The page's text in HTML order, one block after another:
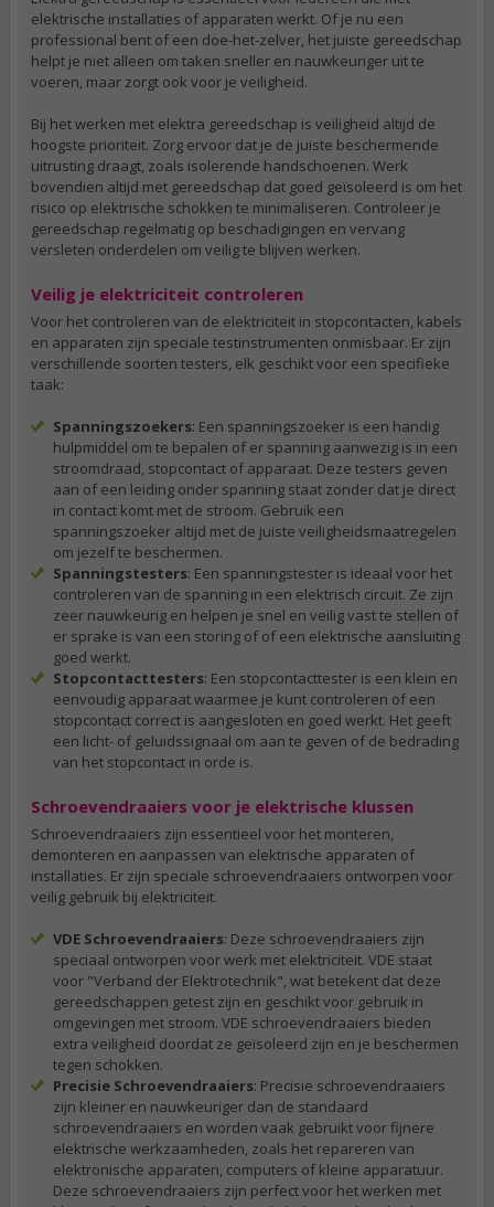
elektrische installaties of apparaten werkt. Of je nu een
professional bent of een doe-het-zelver, het juiste gereedschap
helpt je niet alleen om taken sneller en nauwkeuriger uit te
voeren, maar zorgt ook voor je veiligheid.
Bij het werken met elektra gereedschap is veiligheid altijd de
hoogste prioriteit. Zorg ervoor dat je de juiste beschermende
uitrusting draagt, zoals isolerende handschoenen. Werk
bovendien altijd met gereedschap dat goed geïsoleerd is om het
risico op elektrische schokken te minimaliseren. Controleer je
gereedschap regelmatig op beschadigingen en vervang
versleten onderdelen om veilig te blijven werken.
Veilig je elektriciteit controleren
Voor het controleren van de elektriciteit in stopcontacten, kabels
en apparaten zijn speciale testinstrumenten onmisbaar. Er zijn
verschillende soorten testers, elk geschikt voor een specifieke
taak:
Spanningszoekers: Een spanningszoeker is een handig
hulpmiddel om te bepalen of er spanning aanwezig is in een
stroomdraad, stopcontact of apparaat. Deze testers geven
aan of een leiding onder spanning staat zonder dat je direct
in contact komt met de stroom. Gebruik een
spanningszoeker altijd met de juiste veiligheidsmaatregelen
om jezelf te beschermen.
Spanningstesters: Een spanningstester is ideaal voor het
controleren van de spanning in een elektrisch circuit. Ze zijn
zeer nauwkeurig en helpen je snel en veilig vast te stellen of
er sprake is van een storing of of een elektrische aansluiting
goed werkt.
Stopcontacttesters: Een stopcontacttester is een klein en
eenvoudig apparaat waarmee je kunt controleren of een
stopcontact correct is aangesloten en goed werkt. Het geeft
een licht- of geluidssignaal om aan te geven of de bedrading
van het stopcontact in orde is.
Schroevendraaiers voor je elektrische klussen
Schroevendraaiers zijn essentieel voor het monteren,
demonteren en aanpassen van elektrische apparaten of
installaties. Er zijn speciale schroevendraaiers ontworpen voor
veilig gebruik bij elektriciteit.
VDE Schroevendraaiers: Deze schroevendraaiers zijn
speciaal ontworpen voor werk met elektriciteit. VDE staat
voor "Verband der Elektrotechnik", wat betekent dat deze
gereedschappen getest zijn en geschikt voor gebruik in
omgevingen met stroom. VDE schroevendraaiers bieden
extra veiligheid doordat ze geïsoleerd zijn en je beschermen
tegen schokken.
Precisie Schroevendraaiers: Precisie schroevendraaiers
zijn kleiner en nauwkeuriger dan de standaard
schroevendraaiers en worden vaak gebruikt voor fijnere
elektrische werkzaamheden, zoals het repareren van
elektronische apparaten, computers of kleine apparatuur.
Deze schroevendraaiers zijn perfect voor het werken met